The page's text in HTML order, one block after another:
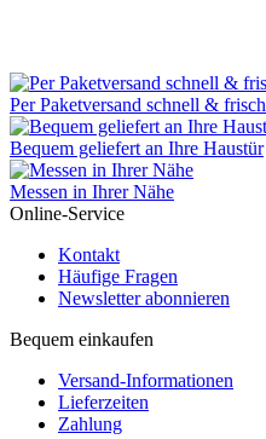
Per Paketversand schnell & frisch
Bequem geliefert an Ihre Haustür
Messen in Ihrer Nähe
Online-Service
Kontakt
Häufige Fragen
Newsletter abonnieren
Bequem einkaufen
Versand-Informationen
Lieferzeiten
Zahlung